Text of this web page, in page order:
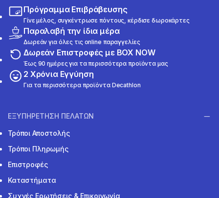
Πρόγραμμα Επιβράβευσης
Γίνε μέλος, συγκέντρωσε πόντους, κέρδισε δωροκάρτες
Παραλαβή την ίδια μέρα
Δωρεάν για όλες τις online παραγγελίες
Δωρεάν Επιστροφές με BOX NOW
Έως 90 ημέρες για τα περισσότερα προϊόντα μας
2 Χρόνια Εγγύηση
Για τα περισσότερα προϊόντα Decathlon
ΕΞΥΠΗΡΕΤΗΣΗ ΠΕΛΑΤΩΝ
Τρόποι Αποστολής
Τρόποι Πληρωμής
Επιστροφές
Καταστήματα
Συχνές Ερωτήσεις & Επικοινωνία